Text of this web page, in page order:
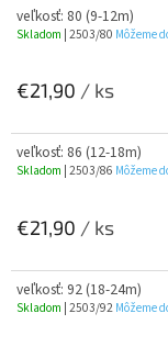
veľkosť: 80 (9-12m)
Skladom | 2503/80 Môžeme
€21,90 / ks
veľkosť: 86 (12-18m)
Skladom | 2503/86 Môžeme
€21,90 / ks
veľkosť: 92 (18-24m)
Skladom | 2503/92 Môžeme